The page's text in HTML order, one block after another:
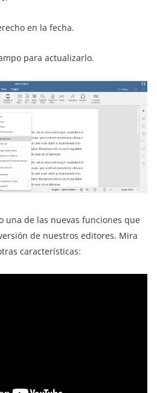
en la fecha.
para actualizarlo.
una de las nuevas funciones que
de nuestros editores. Mira
características: